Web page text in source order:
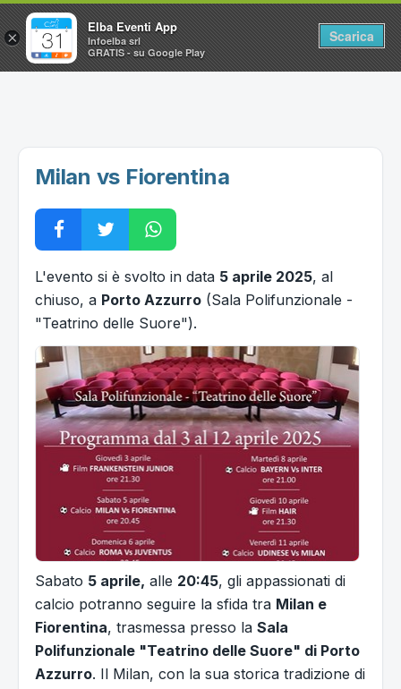
Home
Vacanze all'Isola d'Elba
Milan vs Fiorentina
L'evento si è svolto in data 5 aprile 2025, al
chiuso, a Porto Azzurro (Sala Polifunzionale -
"Teatrino delle Suore").
Sabato 5 aprile, alle 20:45, gli appassionati di
calcio potranno seguire la sfida tra Milan e
Fiorentina, trasmessa presso la Sala
Polifunzionale "Teatrino delle Suore" di Porto
Azzurro. Il Milan, con la sua storica tradizione di
×
Elba Eventi App
Infoelba srl
GRATIS - su Google Play
Scarica